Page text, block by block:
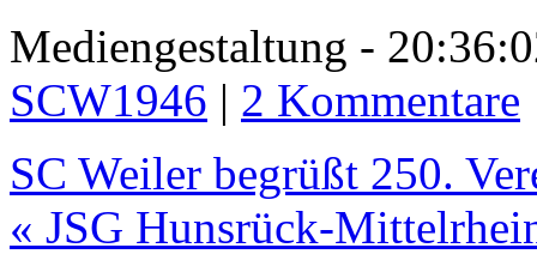
Mediengestaltung -
SCW1946 | 2 Kommentare
SC Weiler begrüßt 250.
« JSG Hunsrück-